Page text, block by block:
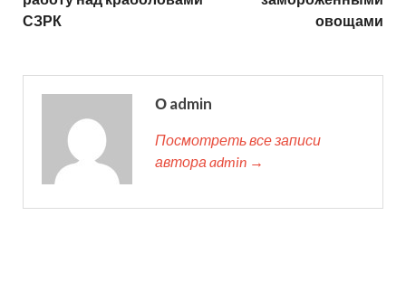
СЗРК
овощами
О admin
Посмотреть все записи
автора admin →